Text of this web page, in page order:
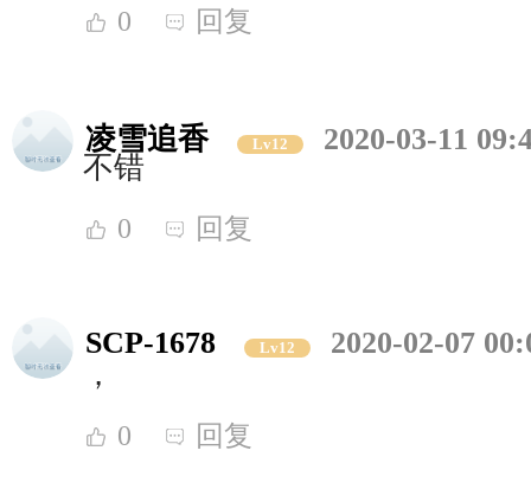
0 回复
凌雪追香 Lv12
2020-03-11
不错
0 回复
SCP-1678 Lv12
2020-02-07
，
0 回复